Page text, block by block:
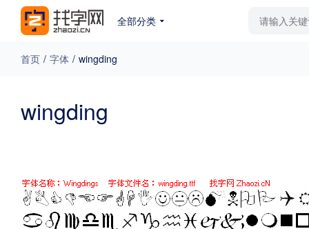
全部分类
免费下载 收费下载
硬笔手写
首页 / 字体 / wingding
wingding